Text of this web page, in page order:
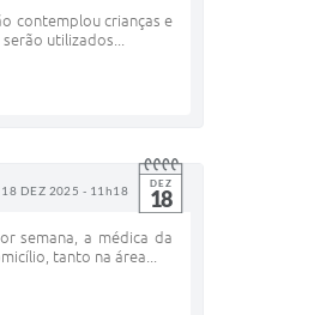
contemplou crianças e
utilizados...
18 DEZ 2025 - 11h18 DEZ
18
semana, a médica da
tanto na área...